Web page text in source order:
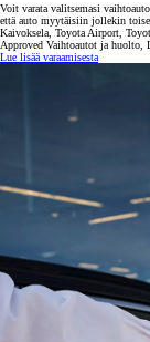
Voit varata valitsemasi
että auto myytäisiin jollekin
Kaivoksela, Toyota Airport,
Approved Vaihtoautot ja huolto,
Lue lisää varaamisesta